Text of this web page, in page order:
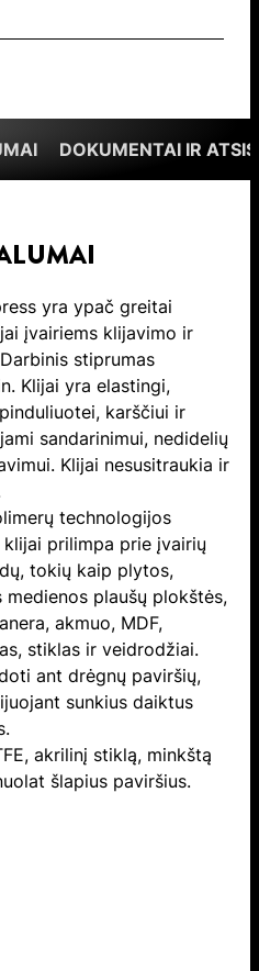
DOKUMENTAI IR
yra ypač greitai
įvairiems klijavimo ir
stiprumas
Klijai yra elastingi,
karščiui ir
sandarinimui, nedidelių
Klijai nesusitraukia ir
technologijos
prilimpa prie įvairių
tokių kaip plytos,
plaušų plokštės,
akmuo, MDF,
stiklas ir veidrodžiai.
ant drėgnų paviršių,
sunkius daiktus
akrilinį stiklą, minkštą
šlapius paviršius.